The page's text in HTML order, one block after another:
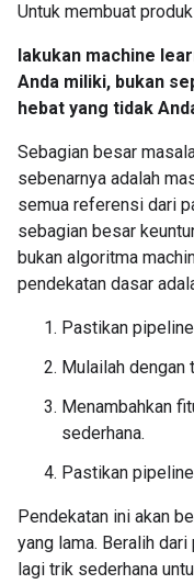
Untuk membuat
lakukan machine
Anda miliki, bukan
hebat yang tidak
Sebagian besar
sebenarnya adalah
semua referensi dari
sebagian besar
bukan algoritma
pendekatan dasar
Pastikan
Mulailah dengan
Menambahkan
sederhana.
Pastikan
Pendekatan ini akan
yang lama. Beralih
lagi trik sederhana